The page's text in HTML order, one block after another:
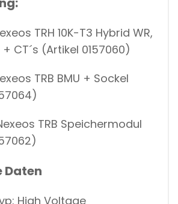
TRH 10K-T3 Hybrid WR,
CT´s (Artikel 0157060)
TRB BMU + Sockel
TRB Speichermodul
Daten
High Voltage